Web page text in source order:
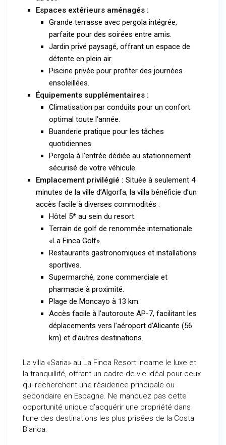
Espaces extérieurs aménagés :
Grande terrasse avec pergola intégrée,
parfaite pour des soirées entre amis.
Jardin privé paysagé, offrant un espace de
détente en plein air.
Piscine privée pour profiter des journées
ensoleillées.
Équipements supplémentaires :
Climatisation par conduits pour un confort
optimal toute l’année.
Buanderie pratique pour les tâches
quotidiennes.
Pergola à l’entrée dédiée au stationnement
sécurisé de votre véhicule.
Emplacement privilégié : Située à seulement 4
minutes de la ville d’Algorfa, la villa bénéficie d’un
accès facile à diverses commodités :
Hôtel 5* au sein du resort.
Terrain de golf de renommée internationale
«La Finca Golf».
Restaurants gastronomiques et installations
sportives.
Supermarché, zone commerciale et
pharmacie à proximité.
Plage de Moncayo à 13 km.
Accès facile à l’autoroute AP-7, facilitant les
déplacements vers l’aéroport d’Alicante (56
km) et d’autres destinations.
La villa «Saria» au La Finca Resort incarne le luxe et
la tranquillité, offrant un cadre de vie idéal pour ceux
qui recherchent une résidence principale ou
secondaire en Espagne. Ne manquez pas cette
opportunité unique d’acquérir une propriété dans
l’une des destinations les plus prisées de la Costa
Blanca.